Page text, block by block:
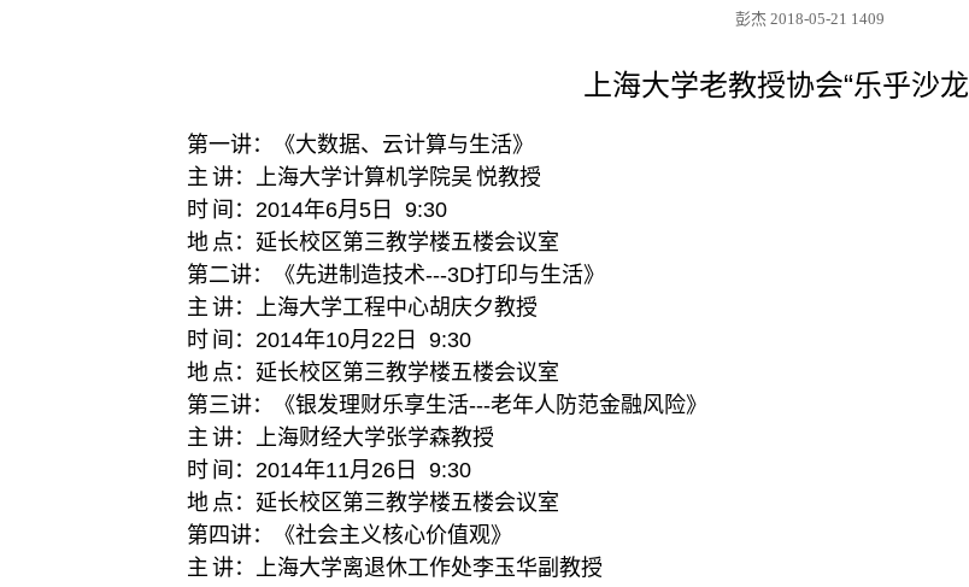
彭杰 2018-05-21 1409
上海大学老教授协会“乐乎沙龙
第一讲：《大数据、云计算与生活》
主 讲：上海大学计算机学院吴 悦教授
时 间： 2014年6月 5 日
9:30
地 点：延长校区第三教学楼五楼会议室
第二讲：《先进制造技术---3D打印与生活》
主 讲：上海大学工程中心胡庆夕教授
时 间： 2014年10月 22 日
9:30
地 点：延长校区第三教学楼五楼会议室
第三讲：《银发理财乐享生活---老年人防范金融风险》
主 讲：上海财经大学张学森教授
时 间： 2014年11月 26 日
9:30
地 点：延长校区第三教学楼五楼会议室
第四讲：《社会主义核心价值观》
主 讲：上海大学离退休工作处李玉华副教授